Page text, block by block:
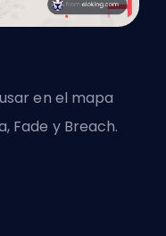
en el mapa
Fade y Breach.